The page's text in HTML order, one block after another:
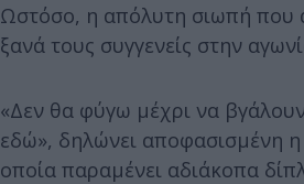
Ωστόσο, η απόλυτη σιωπή που
ξανά τους συγγενείς στην
«Δεν θα φύγω μέχρι να
εδώ», δηλώνει αποφασισμένη
οποία παραμένει αδιάκοπα